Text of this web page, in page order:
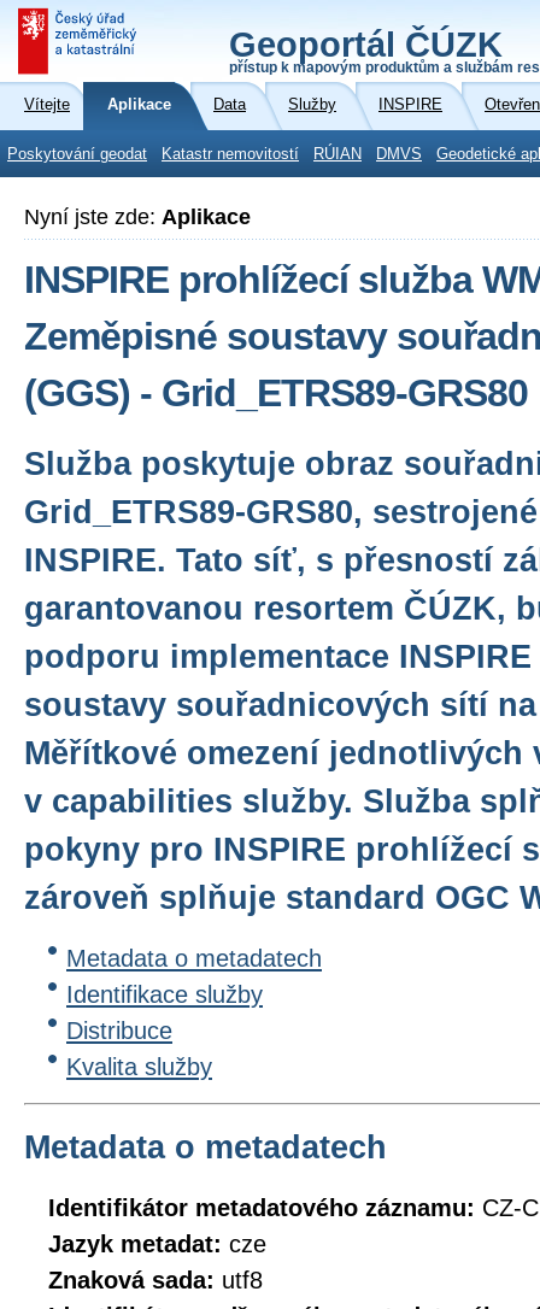
Geoportál ČÚZK
přístup k mapovým produktům a službám
Vítejte Aplikace Data Služby INSPIRE
Poskytování geodat Katastr nemovitostí RÚIAN DMVS Geodetické
Nyní jste zde: Aplikace
INSPIRE prohlížecí služba
Zeměpisné soustavy
(GGS) - Grid_ETRS89-GRS80
Služba poskytuje obraz
Grid_ETRS89-GRS80,
INSPIRE. Tato síť, s přesností
garantovanou resortem ČÚZK,
podporu implementace
soustavy souřadnicových sítí
Měřítkové omezení jednotlivých
v capabilities služby. Služba
pokyny pro INSPIRE prohlížecí
zároveň splňuje standard OGC
Metadata o metadatech
Identifikace služby
Distribuce
Kvalita služby
Metadata o metadatech
Identifikátor metadatového záznamu: CZ-
Jazyk metadat: cze
Znaková sada: utf8